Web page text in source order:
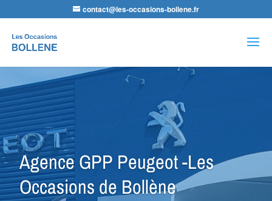
contact@les-occasions-bollene.fr
de
produits
Agence GPP Peugeot -Les
Occasions de Bollène